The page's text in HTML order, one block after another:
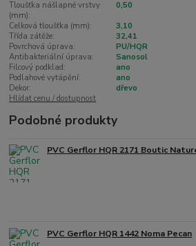
Tloušťka nášlapné vrstvy
(mm):
0,50
Celková tloušťka (mm):
3,10
Třída zátěže:
32,41
Povrchová úprava:
PU/HQR
Antibakteriální úprava:
Sanosol
Filcový podklad:
ano
Podlahové vytápění:
ano
Dekor:
dřevo
Hlídat cenu / dostupnost
Podobné produkty
PVC Gerflor HQR 2171 Boutic
PVC Gerflor HQR 1442 Noma Pecan